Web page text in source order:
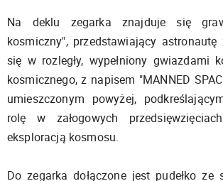
Na deklu zegarka znajduje się
kosmiczny", przedstawiający astronautę
się w rozległy, wypełniony gwiazdami
kosmicznego, z napisem "MANNED
umieszczonym powyżej,
rolę w załogowych
eksploracją kosmosu.
Do zegarka dołączone jest pudełko ze